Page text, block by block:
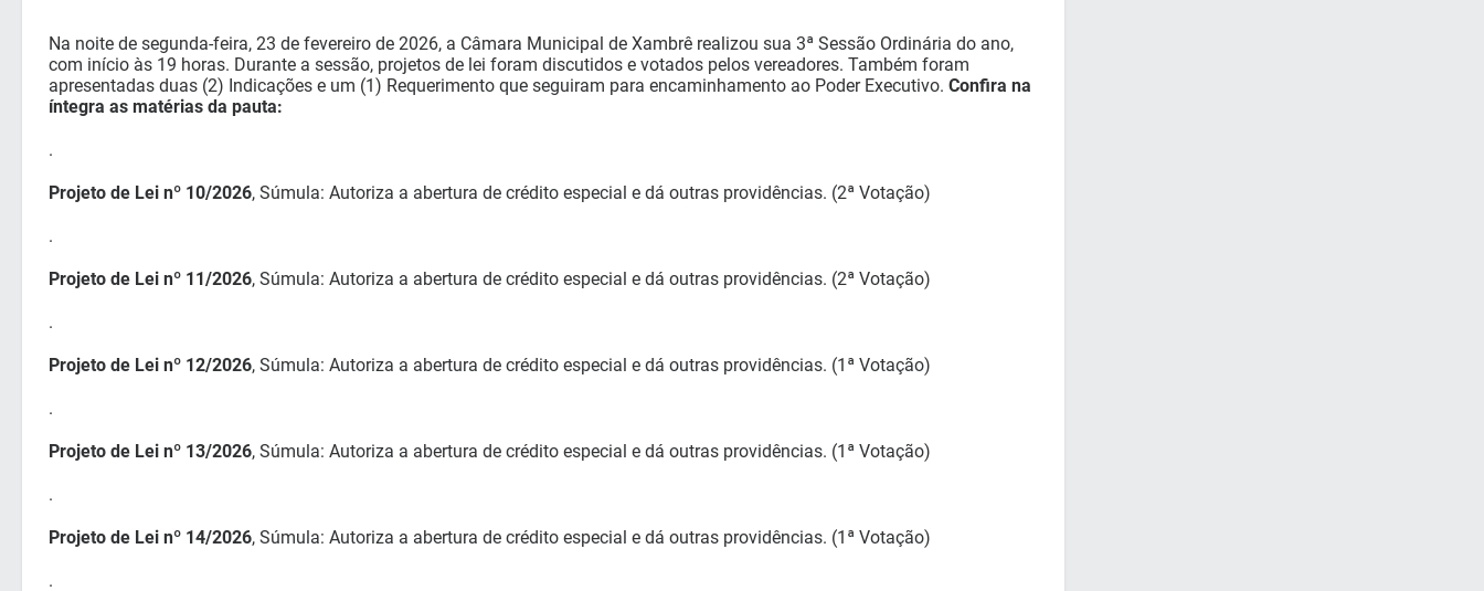
Na noite de segunda-feira, 23 de fevereiro de 2026, a Câmara Municipal de Xambrê realizou sua 3ª Sessão Ordinária do ano,
com início às 19 horas. Durante a sessão, projetos de lei foram discutidos e votados pelos vereadores. Também foram
apresentadas duas (2) Indicações e um (1) Requerimento que seguiram para encaminhamento ao Poder Executivo. Confira na
íntegra as matérias da pauta:
.
Projeto de Lei nº 10/2026, Súmula: Autoriza a abertura de crédito especial e dá outras providências. (2ª Votação)
.
Projeto de Lei nº 11/2026, Súmula: Autoriza a abertura de crédito especial e dá outras providências. (2ª Votação)
.
Projeto de Lei nº 12/2026, Súmula: Autoriza a abertura de crédito especial e dá outras providências. (1ª Votação)
.
Projeto de Lei nº 13/2026, Súmula: Autoriza a abertura de crédito especial e dá outras providências. (1ª Votação)
.
Projeto de Lei nº 14/2026, Súmula: Autoriza a abertura de crédito especial e dá outras providências. (1ª Votação)
.